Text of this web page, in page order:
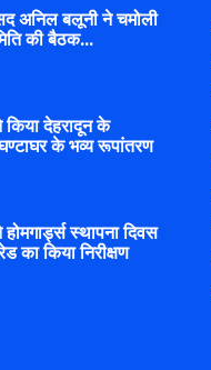
अनिल बलूनी ने चमोली
की बैठक...
किया देहरादून के
के भव्य रूपांतरण
स्थापना दिवस
का किया निरीक्षण